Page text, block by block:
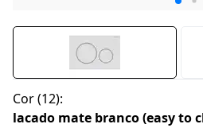
Cor(12):
lacado mate branco (easy to